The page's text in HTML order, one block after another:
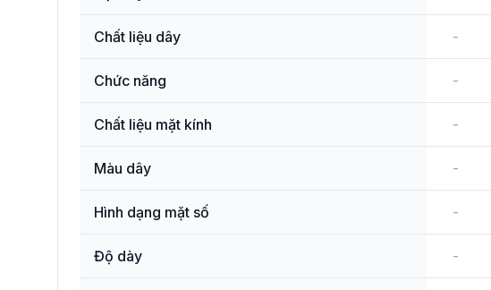
Chất liệu dây -
Chức năng -
Chất liệu mặt kính -
Màu dây -
Hình dạng mặt số -
Độ dày -